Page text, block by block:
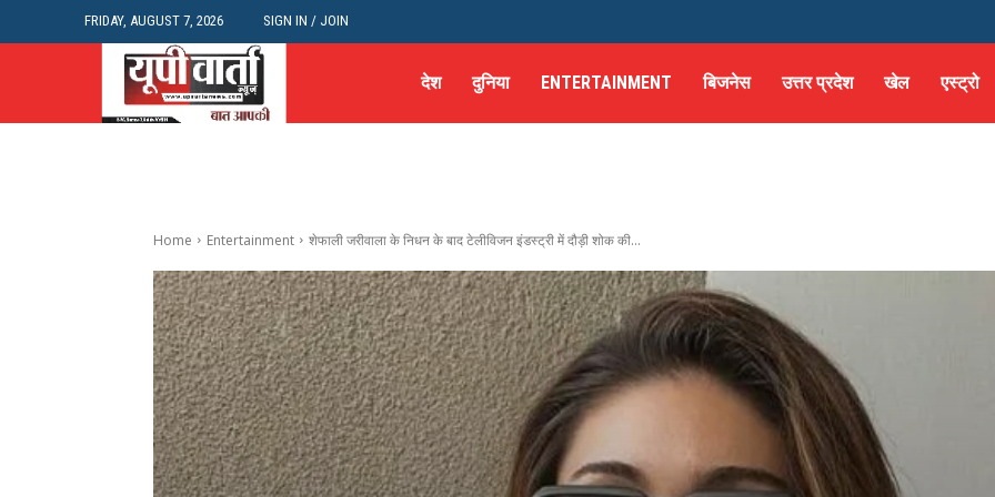
FRIDAY, AUGUST 7, 2026 SIGN IN / JOIN
देश दुनिया ENTERTAINMENT बिजनेस उत्तर प्रदेश खेल एस्ट्रो
Home Entertainment शेफाली जरीवाला के निधन के बाद टेलीविजन इंडस्ट्री में दौड़ी शोक की...